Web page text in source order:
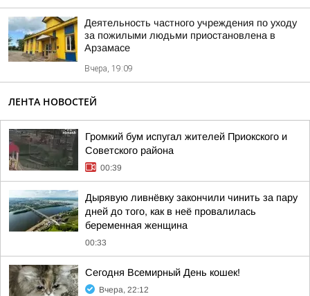
Деятельность частного учреждения по уходу
за пожилыми людьми приостановлена в
Арзамасе
Вчера, 19:09
ЛЕНТА НОВОСТЕЙ
Громкий бум испугал жителей Приокского и
Советского района
00:39
Дырявую ливнёвку закончили чинить за пару
дней до того, как в неё провалилась
беременная женщина
00:33
Сегодня Всемирный День кошек!
Вчера, 22:12